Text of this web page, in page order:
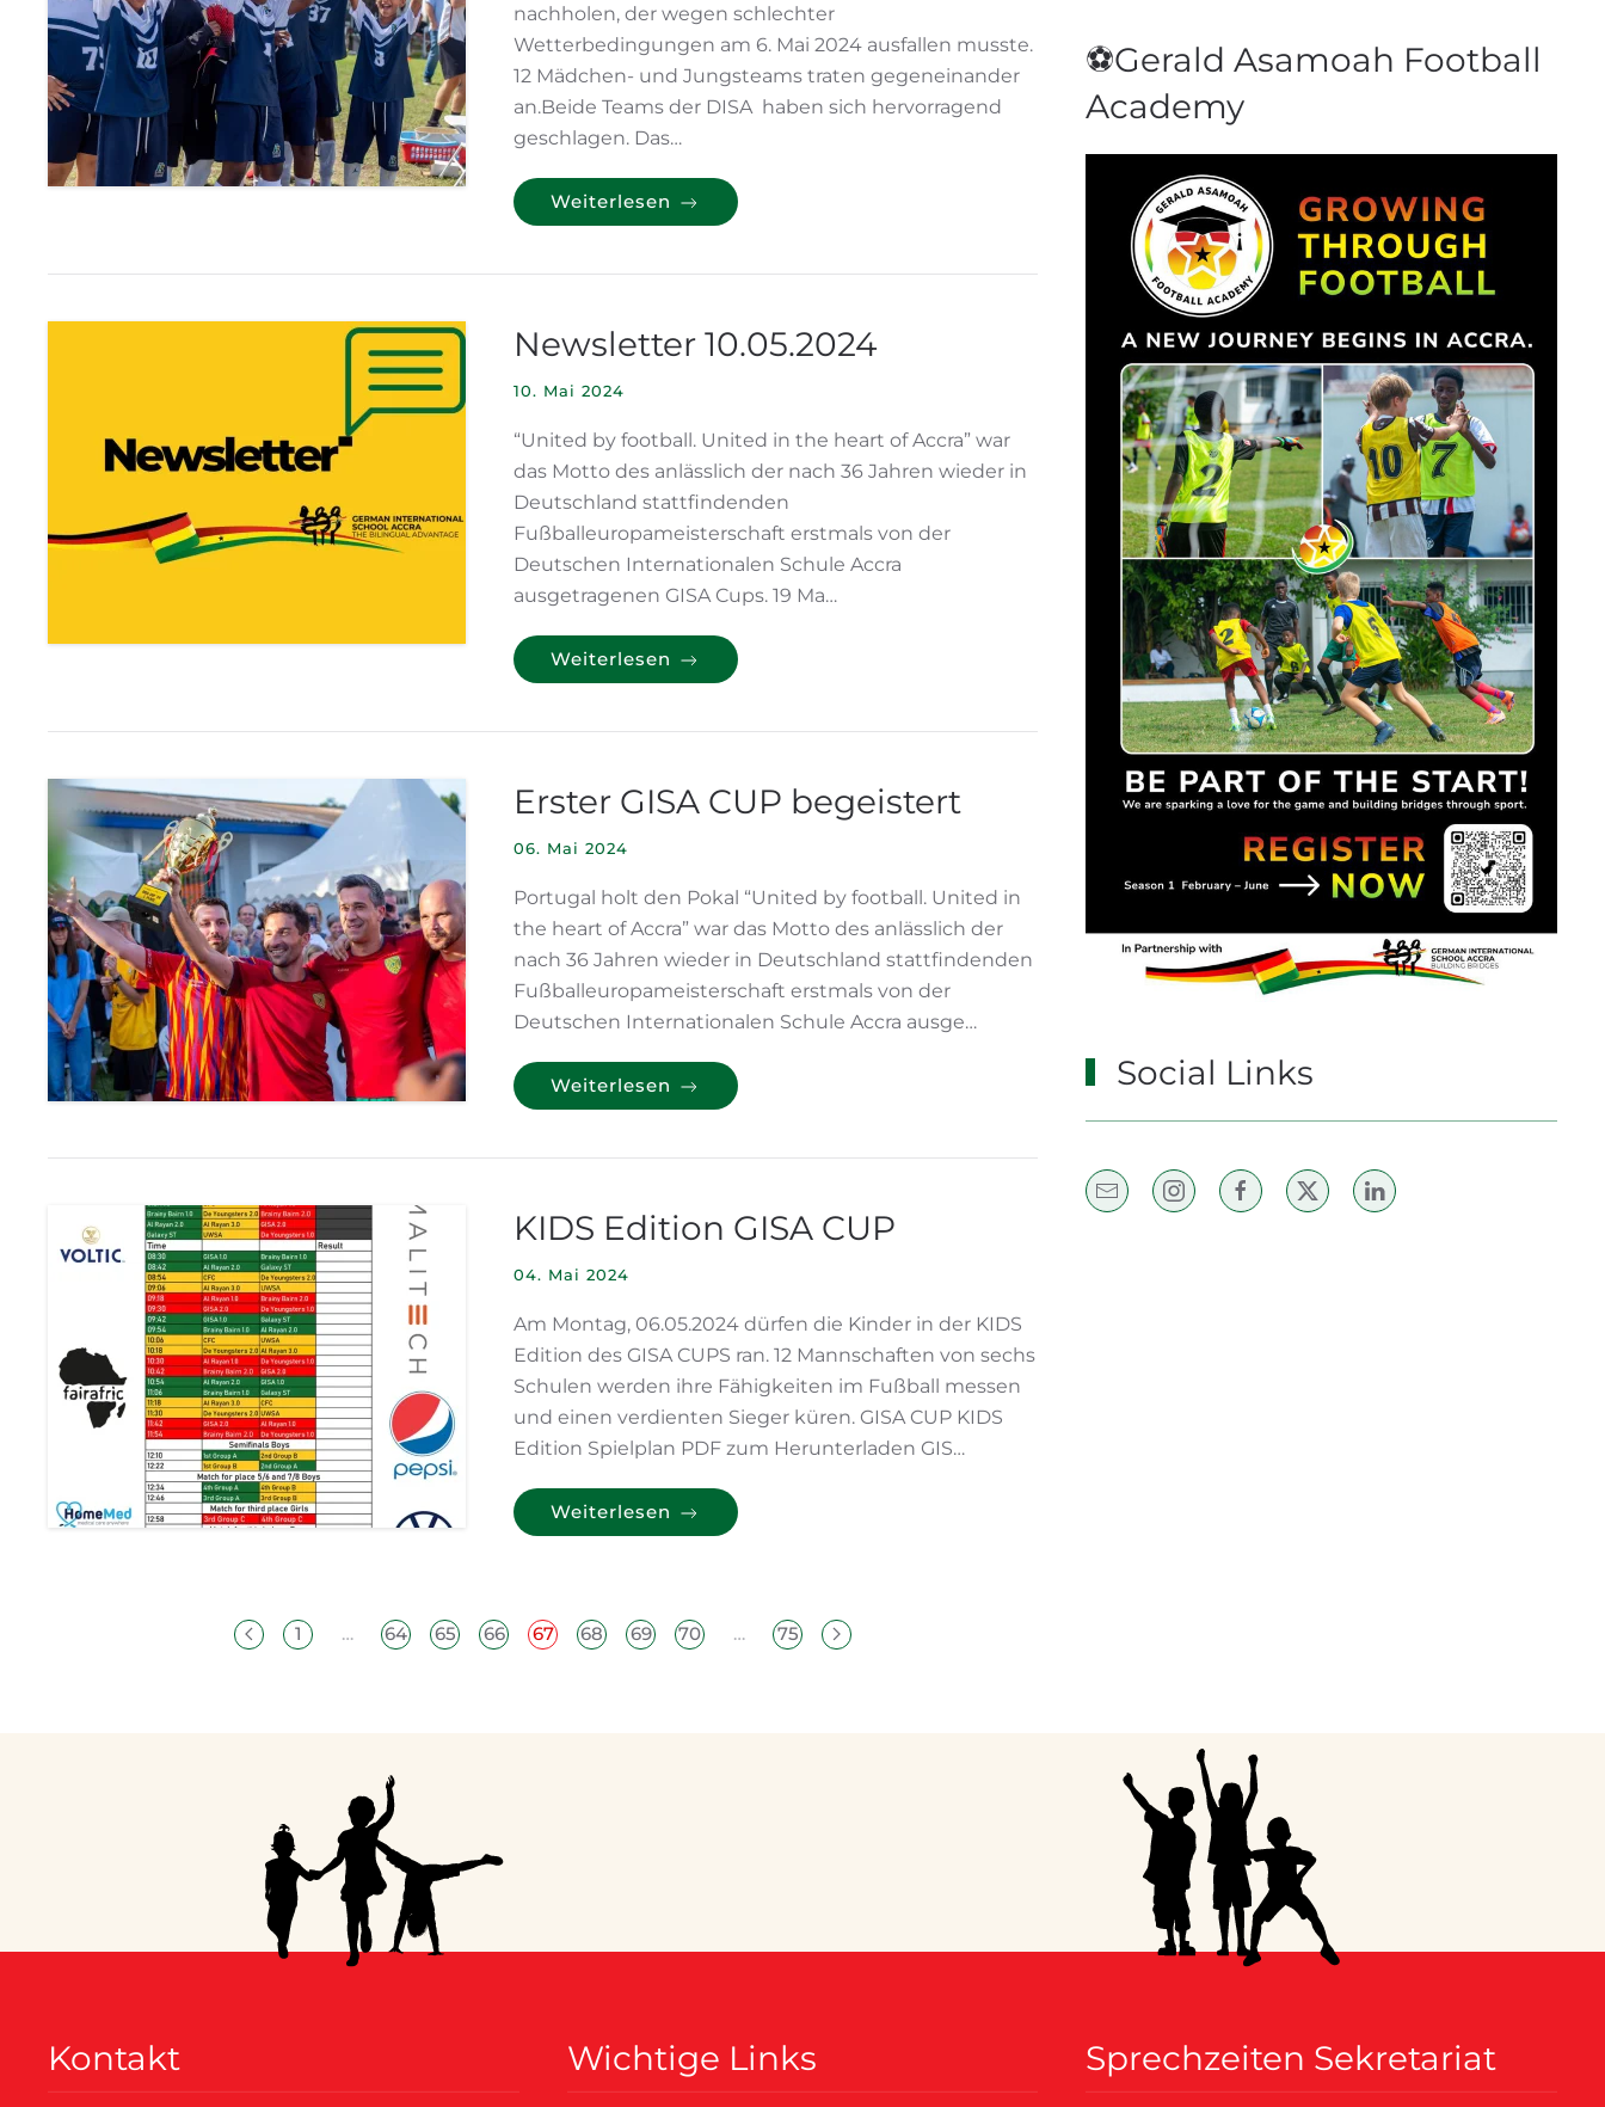
nachholen, der wegen schlechter
Wetterbedingungen am 6. Mai 2024 ausfallen musste.
12 Mädchen- und Jungsteams traten gegeneinander
an.Beide Teams der DISA haben sich hervorragend
geschlagen. Das…
Weiterlesen
Newsletter 10.05.2024
10. Mai 2024
“United by football. United in the heart of Accra” war
das Motto des anlässlich der nach 36 Jahren wieder in
Deutschland stattfindenden
Fußballeuropameisterschaft erstmals von der
Deutschen Internationalen Schule Accra
ausgetragenen GISA Cups. 19 Ma…
Weiterlesen
Erster GISA CUP begeistert
06. Mai 2024
Portugal holt den Pokal “United by football. United in
the heart of Accra” war das Motto des anlässlich der
nach 36 Jahren wieder in Deutschland stattfindenden
Fußballeuropameisterschaft erstmals von der
Deutschen Internationalen Schule Accra ausge…
Weiterlesen
KIDS Edition GISA CUP
04. Mai 2024
Am Montag, 06.05.2024 dürfen die Kinder in der KIDS
Edition des GISA CUPS ran. 12 Mannschaften von sechs
Schulen werden ihre Fähigkeiten im Fußball messen
und einen verdienten Sieger küren. GISA CUP KIDS
Edition Spielplan PDF zum Herunterladen GIS…
Weiterlesen
1 … 64 65 66 67 68 69 70 … 75
⚽Gerald Asamoah Football
Academy
Social Links
Kontakt Wichtige Links Sprechzeiten Sekretariat